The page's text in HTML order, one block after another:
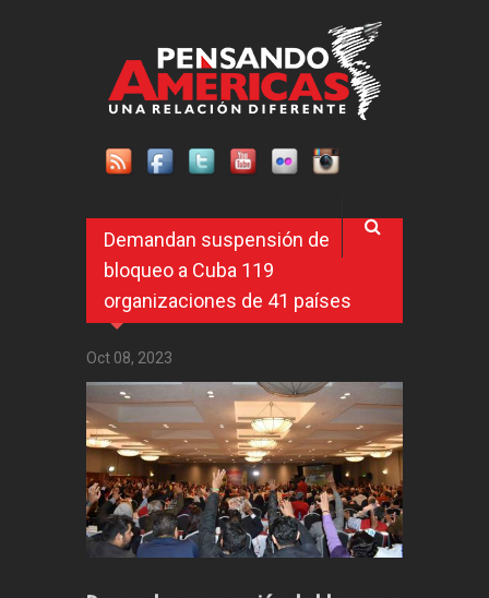
Demandan suspensión de
bloqueo a Cuba 119
organizaciones de 41 países
Oct 08, 2023